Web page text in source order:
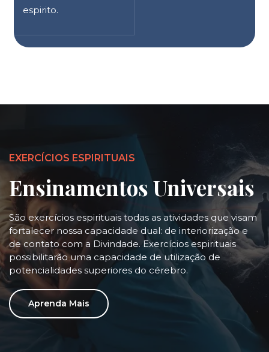
espirito.
EXERCÍCIOS ESPIRITUAIS
Ensinamentos Universais
São exercícios espirituais todas as atividades que visam
fortalecer nossa capacidade dual: de interiorização e
de contato com a Divindade. Exercícios espirituais
possibilitarão uma capacidade de utilização de
potencialidades superiores do cérebro.
Aprenda Mais